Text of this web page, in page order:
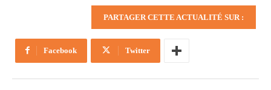
PARTAGER CETTE ACTUALITÉ SUR :
Facebook Twitter